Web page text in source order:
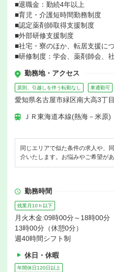
■退職金：勤続4年以上
■育児・介護短時間勤務制度
■認定薬剤師取得支援制度
■外部研修支援制度
■社宅・寮のほか、転居支援に
■研修制度：学会、薬剤師会、
勤務地・アクセス
原則、引越しを伴う転勤なし 車通勤可
愛知県名古屋市緑区南大高3丁
ＪＲ東海道本線(熱海－米原
同じエリアで似た条件の求人や、
介いたします。お悩みやご希望が
勤務時間
残業月10ｈ以下
月火木金:09時00分～18時00分
13時00分（休憩0分）
週40時間シフト制
休日・休暇
年間休日120日以上